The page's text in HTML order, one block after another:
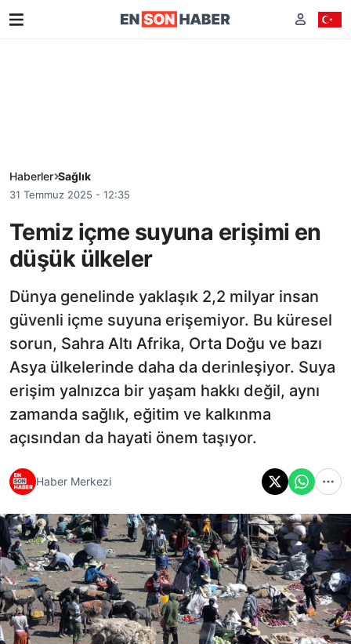
Haberler Sağlık
31 Temmuz 2025 - 12:35
Temiz içme suyuna erişimi en
düşük ülkeler
Dünya genelinde yaklaşık 2,2 milyar insan
güvenli içme suyuna erişemiyor. Bu küresel
sorun, Sahra Altı Afrika, Orta Doğu ve bazı
Asya ülkelerinde daha da derinleşiyor. Suya
erişim yalnızca bir yaşam hakkı değil, aynı
zamanda sağlık, eğitim ve kalkınma
açısından da hayati önem taşıyor.
Haber Merkezi